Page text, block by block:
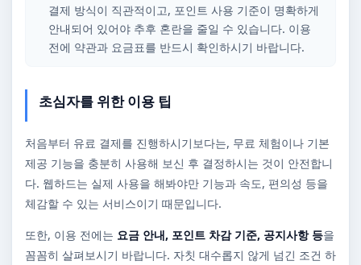
결제 방식이 직관적이고, 포인트 사용 기준이 명확하게
안내되어 있어야 추후 혼란을 줄일 수 있습니다. 이용
전에 약관과 요금표를 반드시 확인하시기 바랍니다.
초심자를 위한 이용 팁
처음부터 유료 결제를 진행하시기보다는, 무료 체험이나 기본
제공 기능을 충분히 사용해 보신 후 결정하시는 것이 안전합니
다. 웹하드는 실제 사용을 해봐야만 기능과 속도, 편의성 등을
체감할 수 있는 서비스이기 때문입니다.
또한, 이용 전에는 요금 안내, 포인트 차감 기준, 공지사항 등을
꼼꼼히 살펴보시기 바랍니다. 자칫 대수롭지 않게 넘긴 조건 하